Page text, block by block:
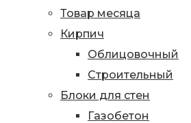
Товар месяца
Кирпич
Облицовочный
Строительный
Блоки для стен
Газобетон